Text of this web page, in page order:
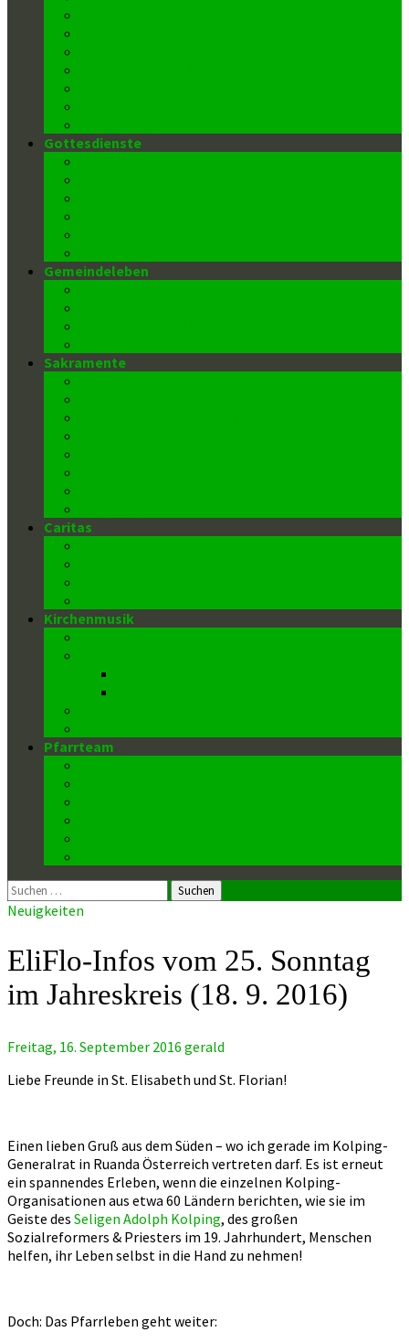
Gottesdienste
Gemeindeleben
Sakramente
Caritas
Kirchenmusik
Pfarrteam
Suchen
nach:
Neuigkeiten
EliFlo-Infos vom 25. Sonntag
im Jahreskreis (18. 9. 2016)
Freitag, 16. September 2016 gerald
Liebe Freunde in St. Elisabeth und St. Florian!
Einen lieben Gruß aus dem Süden – wo ich gerade im Kolping-
Generalrat in Ruanda Österreich vertreten darf. Es ist erneut
ein spannendes Erleben, wenn die einzelnen Kolping-
Organisationen aus etwa 60 Ländern berichten, wie sie im
Geiste des Seligen Adolph Kolping, des großen
Sozialreformers & Priesters im 19. Jahrhundert, Menschen
helfen, ihr Leben selbst in die Hand zu nehmen!
Doch: Das Pfarrleben geht weiter: